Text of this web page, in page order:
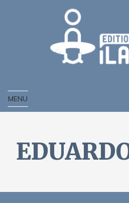
MENU